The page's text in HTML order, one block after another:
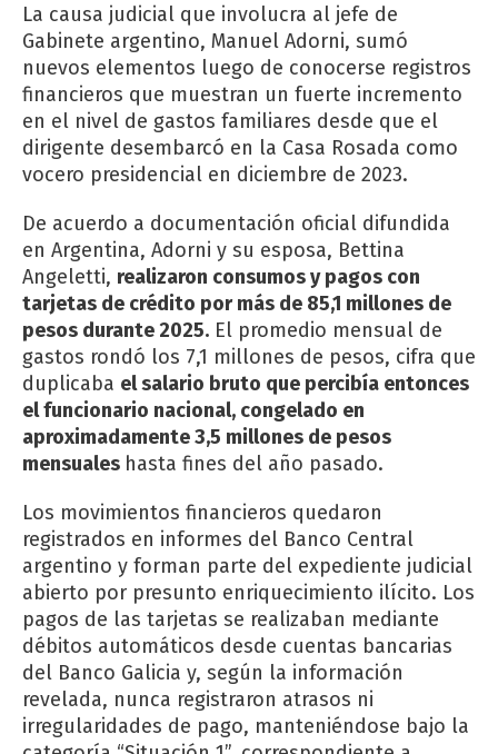
La causa judicial que involucra al jefe de
Gabinete argentino, Manuel Adorni, sumó
nuevos elementos luego de conocerse registros
financieros que muestran un fuerte incremento
en el nivel de gastos familiares desde que el
dirigente desembarcó en la Casa Rosada como
vocero presidencial en diciembre de 2023.
De acuerdo a documentación oficial difundida
en Argentina, Adorni y su esposa, Bettina
Angeletti, realizaron consumos y pagos con
tarjetas de crédito por más de 85,1 millones de
pesos durante 2025. El promedio mensual de
gastos rondó los 7,1 millones de pesos, cifra que
duplicaba el salario bruto que percibía entonces
el funcionario nacional, congelado en
aproximadamente 3,5 millones de pesos
mensuales hasta fines del año pasado.
Los movimientos financieros quedaron
registrados en informes del Banco Central
argentino y forman parte del expediente judicial
abierto por presunto enriquecimiento ilícito. Los
pagos de las tarjetas se realizaban mediante
débitos automáticos desde cuentas bancarias
del Banco Galicia y, según la información
revelada, nunca registraron atrasos ni
irregularidades de pago, manteniéndose bajo la